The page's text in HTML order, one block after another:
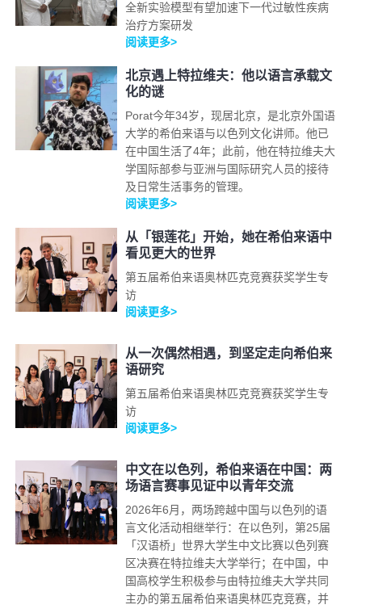
全新实验模型有望加速下一代过敏性疾病
治疗方案研发
阅读更多>
北京遇上特拉维夫：他以语言承载文
化的谜
Porat今年34岁，现居北京，是北京外国语
大学的希伯来语与以色列文化讲师。他已
在中国生活了4年；此前，他在特拉维夫大
学国际部参与亚洲与国际研究人员的接待
及日常生活事务的管理。
阅读更多>
从「银莲花」开始，她在希伯来语中
看见更大的世界
第五届希伯来语奥林匹克竞赛获奖学生专
访
阅读更多>
从一次偶然相遇，到坚定走向希伯来
语研究
第五届希伯来语奥林匹克竞赛获奖学生专
访
阅读更多>
中文在以色列，希伯来语在中国：两
场语言赛事见证中以青年交流
2026年6月，两场跨越中国与以色列的语
言文化活动相继举行：在以色列，第25届
「汉语桥」世界大学生中文比赛以色列赛
区决赛在特拉维夫大学举行；在中国，中
国高校学生积极参与由特拉维夫大学共同
主办的第五届希伯来语奥林匹克竞赛，并